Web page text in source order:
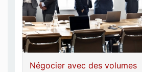
Négocier avec des volumes